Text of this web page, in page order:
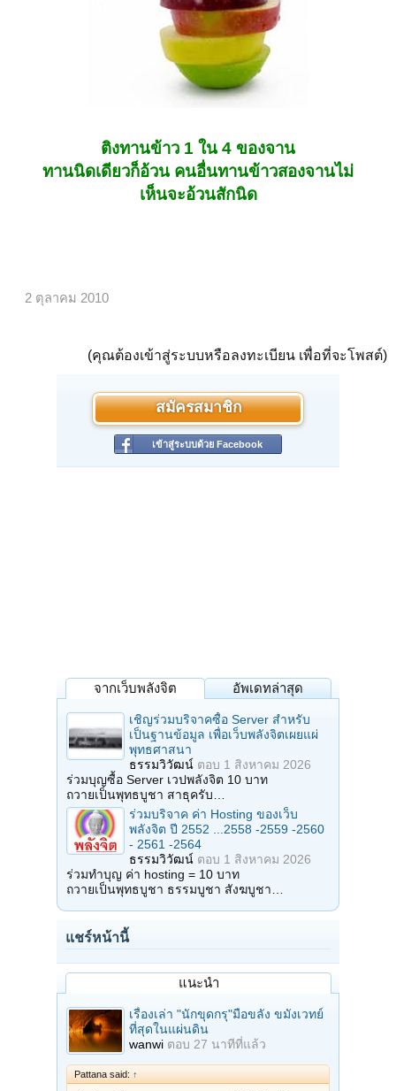
ติงทานข้าว 1 ใน 4 ของจาน
ทานนิดเดียวก็อ้วน คนอื่นทานข้าวสองจานไม่
เห็นจะอ้วนสักนิด
2 ตุลาคม 2010
(คุณต้องเข้าสู่ระบบหรือลงทะเบียน เพื่อที่จะโพสต์)
สมัครสมาชิก
เข้าสู่ระบบด้วย Facebook
จากเว็บพลังจิต อัพเดทล่าสุด
เชิญร่วมบริจาคซื้อ Server สำหรับ
เป็นฐานข้อมูล เพื่อเว็บพลังจิตเผยแผ่
พุทธศาสนา
ธรรมวิวัฒน์ ตอบ 1 สิงหาคม 2026
ร่วมบุญซื้อ Server เวปพลังจิต 10 บาท
ถวายเป็นพุทธบูชา สาธุครับ…
ร่วมบริจาค ค่า Hosting ของเว็บ
พลังจิต ปี 2552 ...2558 -2559 -2560
- 2561 -2564
ธรรมวิวัฒน์ ตอบ 1 สิงหาคม 2026
ร่วมทำบุญ ค่า hosting = 10 บาท
ถวายเป็นพุทธบูชา ธรรมบูชา สังฆบูชา…
แชร์หน้านี้
แนะนำ
เรื่องเล่า "นักขุดกรุ"มือขลัง ขมังเวทย์
ที่สุดในแผ่นดิน
wanwi ตอบ 27 นาทีที่แล้ว
Pattana said: ↑